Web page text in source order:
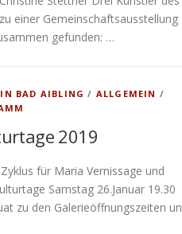
einer Gemeinschaftsausstellung
gefunden: …
BAD AIBLING / ALLGEMEIN /
2019
für Maria Vernissage und
Samstag 26.Januar 19.30
zu den Galerieöffnungszeiten